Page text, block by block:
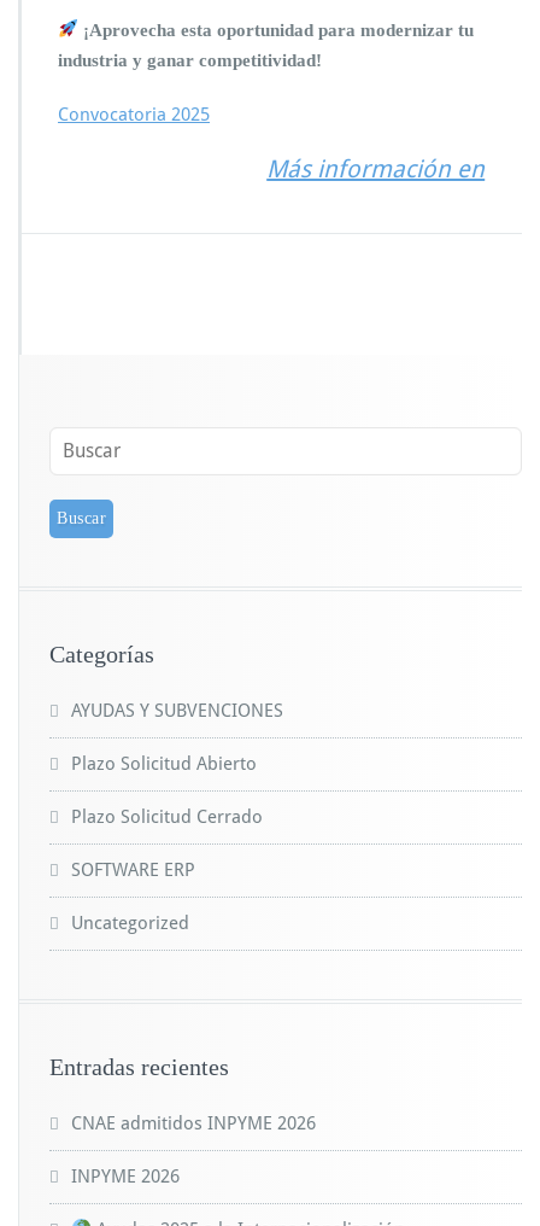
¡Aprovecha esta oportunidad para modernizar tu
industria y ganar competitividad!
Convocatoria 2025
Más información en
Categorías
AYUDAS Y SUBVENCIONES
Plazo Solicitud Abierto
Plazo Solicitud Cerrado
SOFTWARE ERP
Uncategorized
Entradas recientes
CNAE admitidos INPYME 2026
INPYME 2026